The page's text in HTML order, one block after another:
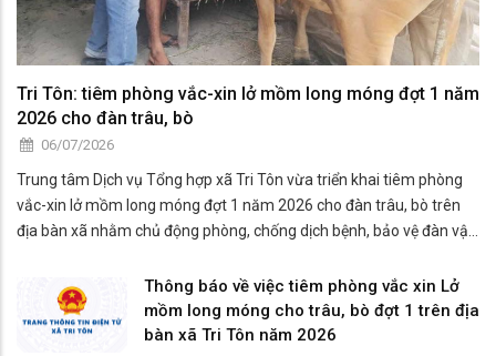
Tri Tôn: tiêm phòng vắc-xin lở mồm long móng đợt 1 năm
2026 cho đàn trâu, bò
06/07/2026
Trung tâm Dịch vụ Tổng hợp xã Tri Tôn vừa triển khai tiêm phòng
vắc-xin lở mồm long móng đợt 1 năm 2026 cho đàn trâu, bò trên
địa bàn xã nhằm chủ động phòng, chống dịch bệnh, bảo vệ đàn vật
Thông báo về việc tiêm phòng vắc xin Lở
mồm long móng cho trâu, bò đợt 1 trên địa
bàn xã Tri Tôn năm 2026